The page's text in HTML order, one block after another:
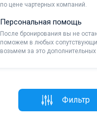
по цене чартерных компаний.
Персональная помощь
После бронирования вы не
поможем в любых
возьмем за это дополнительных
Фильтр